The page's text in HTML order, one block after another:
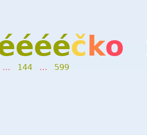
…
é
144
é
…
é
599
č ko